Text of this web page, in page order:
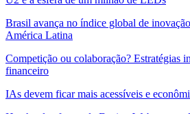
Brasil avança no índice global de
América Latina
Competição ou colaboração? Estratégias
financeiro
IAs devem ficar mais acessíveis e